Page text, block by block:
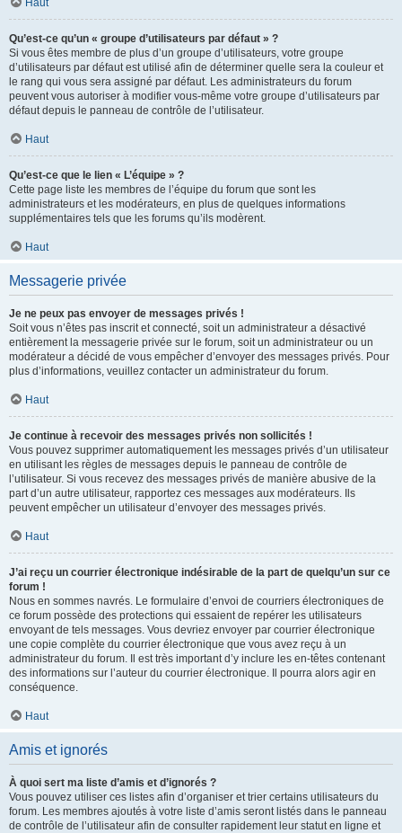
Haut
Qu’est-ce qu’un « groupe d’utilisateurs par défaut » ?
Si vous êtes membre de plus d’un groupe d’utilisateurs, votre groupe
d’utilisateurs par défaut est utilisé afin de déterminer quelle sera la couleur et
le rang qui vous sera assigné par défaut. Les administrateurs du forum
peuvent vous autoriser à modifier vous-même votre groupe d’utilisateurs par
défaut depuis le panneau de contrôle de l’utilisateur.
Haut
Qu’est-ce que le lien « L’équipe » ?
Cette page liste les membres de l’équipe du forum que sont les
administrateurs et les modérateurs, en plus de quelques informations
supplémentaires tels que les forums qu’ils modèrent.
Haut
Messagerie privée
Je ne peux pas envoyer de messages privés !
Soit vous n’êtes pas inscrit et connecté, soit un administrateur a désactivé
entièrement la messagerie privée sur le forum, soit un administrateur ou un
modérateur a décidé de vous empêcher d’envoyer des messages privés. Pour
plus d’informations, veuillez contacter un administrateur du forum.
Haut
Je continue à recevoir des messages privés non sollicités !
Vous pouvez supprimer automatiquement les messages privés d’un utilisateur
en utilisant les règles de messages depuis le panneau de contrôle de
l’utilisateur. Si vous recevez des messages privés de manière abusive de la
part d’un autre utilisateur, rapportez ces messages aux modérateurs. Ils
peuvent empêcher un utilisateur d’envoyer des messages privés.
Haut
J’ai reçu un courrier électronique indésirable de la part de quelqu’un sur ce
forum !
Nous en sommes navrés. Le formulaire d’envoi de courriers électroniques de
ce forum possède des protections qui essaient de repérer les utilisateurs
envoyant de tels messages. Vous devriez envoyer par courrier électronique
une copie complète du courrier électronique que vous avez reçu à un
administrateur du forum. Il est très important d’y inclure les en-têtes contenant
des informations sur l’auteur du courrier électronique. Il pourra alors agir en
conséquence.
Haut
Amis et ignorés
À quoi sert ma liste d’amis et d’ignorés ?
Vous pouvez utiliser ces listes afin d’organiser et trier certains utilisateurs du
forum. Les membres ajoutés à votre liste d’amis seront listés dans le panneau
de contrôle de l’utilisateur afin de consulter rapidement leur statut en ligne et